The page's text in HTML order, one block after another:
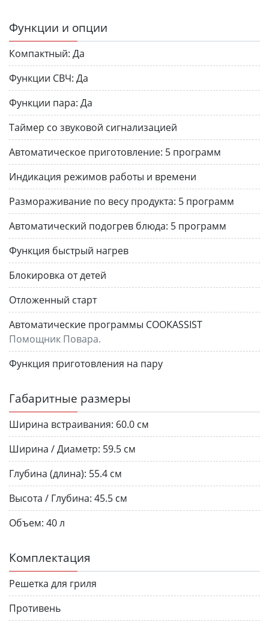
Функции и опции
Компактный: Да
Функции СВЧ: Да
Функции пара: Да
Таймер со звуковой сигнализацией
Автоматическое приготовление: 5 программ
Индикация режимов работы и времени
Размораживание по весу продукта: 5 программ
Автоматический подогрев блюда: 5 программ
Функция быстрый нагрев
Блокировка от детей
Отложенный старт
Автоматические программы COOKASSIST
Помощник Повара.
Функция приготовления на пару
Габаритные размеры
Ширина встраивания: 60.0 см
Ширина / Диаметр: 59.5 см
Глубина (длина): 55.4 см
Высота / Глубина: 45.5 см
Объем: 40 л
Комплектация
Решетка для гриля
Противень